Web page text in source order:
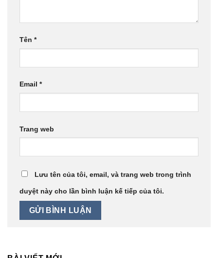
Tên *
Email *
Trang web
Lưu tên của tôi, email, và trang web trong trình
duyệt này cho lần bình luận kế tiếp của tôi.